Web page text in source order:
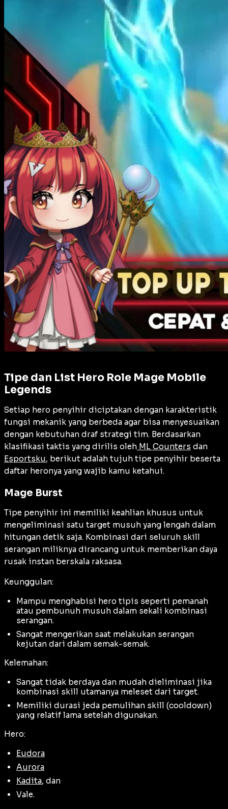
Tipe dan List Hero Role Mage Mobile
Legends
Setiap hero penyihir diciptakan dengan karakteristik
fungsi mekanik yang berbeda agar bisa menyesuaikan
dengan kebutuhan draf strategi tim. Berdasarkan
klasifikasi taktis yang dirilis oleh ML Counters dan
Esportsku, berikut adalah tujuh tipe penyihir beserta
daftar heronya yang wajib kamu ketahui.
Mage Burst
Tipe penyihir ini memiliki keahlian khusus untuk
mengeliminasi satu target musuh yang lengah dalam
hitungan detik saja. Kombinasi dari seluruh skill
serangan miliknya dirancang untuk memberikan daya
rusak instan berskala raksasa.
Keunggulan:
Mampu menghabisi hero tipis seperti pemanah
atau pembunuh musuh dalam sekali kombinasi
serangan.
Sangat mengerikan saat melakukan serangan
kejutan dari dalam semak-semak.
Kelemahan:
Sangat tidak berdaya dan mudah dieliminasi jika
kombinasi skill utamanya meleset dari target.
Memiliki durasi jeda pemulihan skill (cooldown)
yang relatif lama setelah digunakan.
Hero:
Eudora
Aurora
Kadita, dan
Vale.